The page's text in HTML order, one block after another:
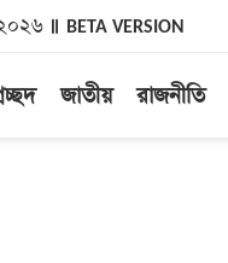
BETA VERSION
জাতীয় রাজনীতি